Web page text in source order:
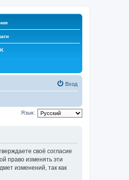
Вход
Язык:
своё согласие
право изменять эти
изменений, так как